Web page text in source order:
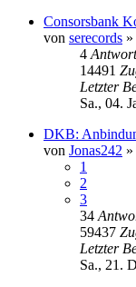
Consorsbank
von serecords »
4
14491
Letzter
Sa., 04.
DKB:
von Jonas242 »
1
2
3
34
59437
Letzter
Sa., 21.